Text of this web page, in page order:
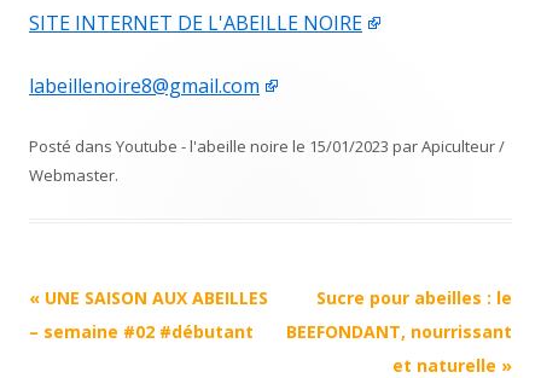
SITE INTERNET DE L'ABEILLE NOIRE
labeillenoire8@gmail.com
Posté dans Youtube - l'abeille noire le 15/01/2023 parApiculteur /
Webmaster.
Navigation
Article
« UNE SAISON AUX ABEILLES
– semaine #02 #débutant
Sucre pour abeilles : le
BEEFONDANT, nourrissant
et naturelle »